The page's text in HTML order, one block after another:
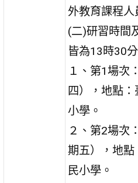
外教育課程人
(二)研習時間
皆為13時30
１、第1場次
四），地點
小學。
２、第2場次
期五），地點
民小學。